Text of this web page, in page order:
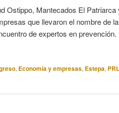
Ostippo, Mantecados El Patriarca
que llevaron el nombre de la
de expertos en prevención.
, Economía y empresas, Estepa, PRL